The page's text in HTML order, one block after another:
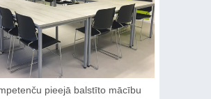
pieejā balstīto mācību